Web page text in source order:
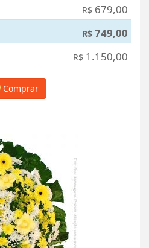
R$ 679,00
R$ 749,00
R$ 1.150,00
Comprar